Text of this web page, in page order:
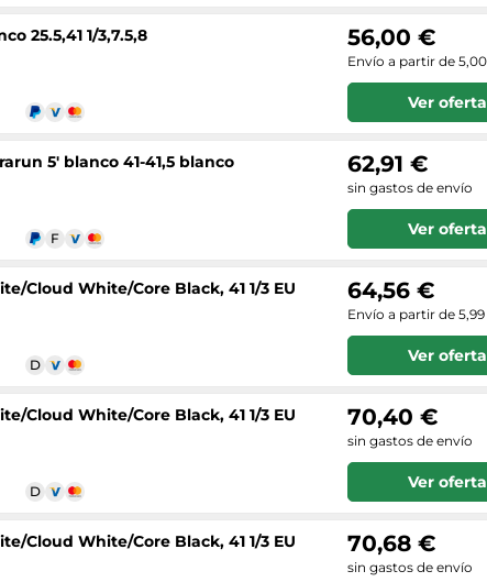
25.5,41 1/3,7.5,8 56,00 €
Envío a partir de
Ver oferta
5' blanco 41-41,5 blanco 62,91 €
sin gastos de envío
Ver oferta
Cloud White/Core Black, 41 1/3 EU 64,56 €
Envío a partir de
Ver oferta
Cloud White/Core Black, 41 1/3 EU 70,40 €
sin gastos de envío
Ver oferta
Cloud White/Core Black, 41 1/3 EU 70,68 €
sin gastos de envío